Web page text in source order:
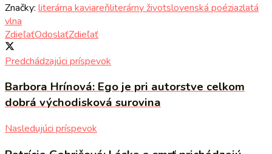
Značky: literárna kaviareňliterárny životslovenská poéziazlatá
vlna
ZdieľaťOdoslaťZdieľať
Predchádzajúci príspevok
Barbora Hrínová: Ego je pri autorstve celkom
dobrá východisková surovina
Nasledujúci príspevok